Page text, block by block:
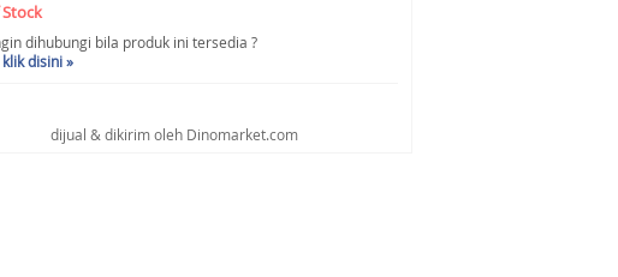
dihubungi bila produk ini tersedia ?
disini »
dijual & dikirim oleh Dinomarket.com